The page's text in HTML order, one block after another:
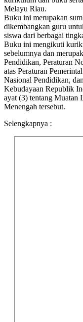
Melayu Riau.
Buku ini merupakan
dikembangkan guru
siswa dari berbagai
Buku ini mengikuti
sebelumnya dan
Pendidikan, Peraturan
atas Peraturan
Nasional Pendidikan,
Kebudayaan Republik
ayat (3) tentang Muatan
Menengah tersebut.
Selengkapnya :